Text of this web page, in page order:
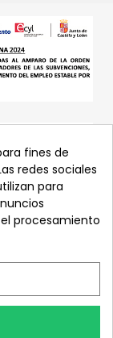
fines de
redes sociales
para
procesamiento